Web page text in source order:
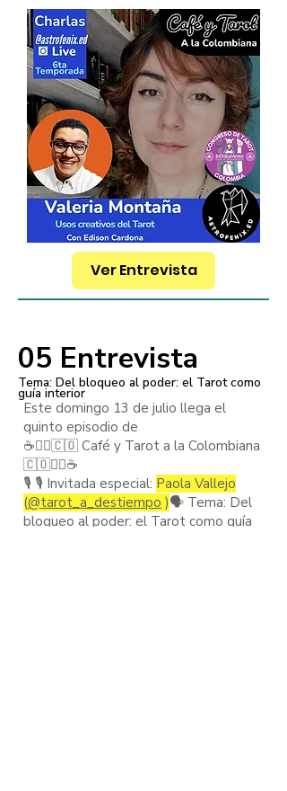
Ver Entrevista
05 Entrevista
Tema: Del bloqueo al poder: el Tarot como
guía interior
Este domingo 13 de julio llega el
quinto episodio de
☕️🧙‍♂️🇨🇴 Café y Tarot a la Colombiana
🇨🇴🧙‍♂️☕️
🎙️ 🎙️ Invitada especial: Paola Vallejo
(@tarot_a_destiempo )🗣️ Tema: Del
bloqueo al poder: el Tarot como guía